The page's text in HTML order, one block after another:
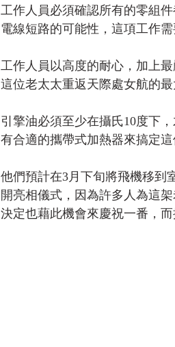
工作人員必須確認所有的零組
電線短路的可能性，這項工作
工作人員以高度的耐心，加上
這位老太太重返天際處女航的最
引擎油必須至少在攝氏10度下
有合適的攜帶式加熱器來搞定這
他們預計在3月下旬將飛機移到
開亮相儀式，因為許多人為這
決定也藉此機會來慶祝一番，